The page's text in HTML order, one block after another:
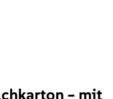
– mit